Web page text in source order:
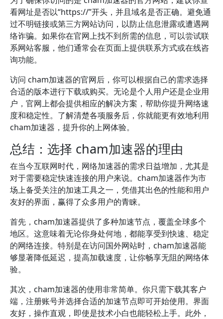
看网址是否以“https://”开头，并且域名是否正确。避免通
过不明链接或第三方网站访问，以防止信息泄露或遭遇网
络诈骗。如果你在官网上找不到所需的信息，可以尝试联
系网站客服，他们通常会在页面上提供联系方式或在线咨
询功能。
访问 cham加速器的官网后，你可以根据自己的需求选择
合适的版本进行下载或购买。无论是个人用户还是企业用
户，官网上都会提供相应的解决方案，帮助你提升网络速
度和稳定性。了解清楚各项服务后，你就能更有效地利用
cham加速器，提升你的上网体验。
总结：选择 cham加速器的理由
在当今互联网时代，网络加速器的需求日益增加，尤其是
对于需要稳定快速连接的用户来说。cham加速器作为市
场上备受关注的加速工具之一，凭借其出色的性能和用户
友好的界面，赢得了众多用户的青睐。
首先，cham加速器提供了多种加速节点，覆盖全球多个
地区。这意味着无论你身处何地，都能享受到快速、稳定
的网络连接。特别是在访问国外网站时，cham加速器能
够显著降低延迟，提高加载速度，让你畅享无阻的网络体
验。
其次，cham加速器的使用非常简单。你只需下载其客户
端，注册账号并选择合适的加速节点即可开始使用。界面
友好，操作直观，即使是技术小白也能轻松上手。此外，